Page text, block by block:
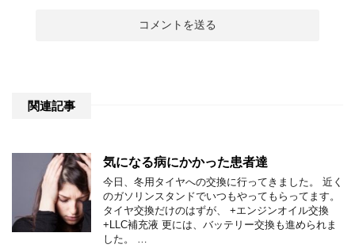
関連記事
気になる病にかかった患者達
今日、冬用タイヤへの交換に行ってきました。 近く
のガソリンスタンドでいつもやってもらってます。
タイヤ交換だけのはずが、 +エンジンオイル交換
+LLC補充液 更には、バッテリー交換も進められま
した。 …